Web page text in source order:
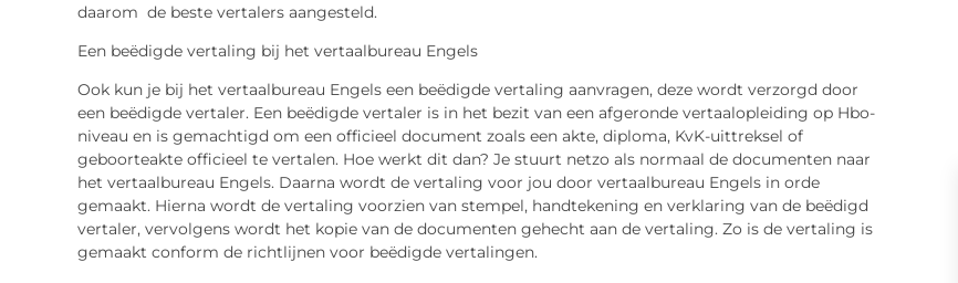
daarom de beste vertalers aangesteld.
Een beëdigde vertaling bij het vertaalbureau Engels
Ook kun je bij het vertaalbureau Engels een beëdigde vertaling aanvragen, deze wordt verzorgd door
een beëdigde vertaler. Een beëdigde vertaler is in het bezit van een afgeronde vertaalopleiding op Hbo-
niveau en is gemachtigd om een officieel document zoals een akte, diploma, KvK-uittreksel of
geboorteakte officieel te vertalen. Hoe werkt dit dan? Je stuurt netzo als normaal de documenten naar
het vertaalbureau Engels. Daarna wordt de vertaling voor jou door vertaalbureau Engels in orde
gemaakt. Hierna wordt de vertaling voorzien van stempel, handtekening en verklaring van de beëdigd
vertaler, vervolgens wordt het kopie van de documenten gehecht aan de vertaling. Zo is de vertaling is
gemaakt conform de richtlijnen voor beëdigde vertalingen.